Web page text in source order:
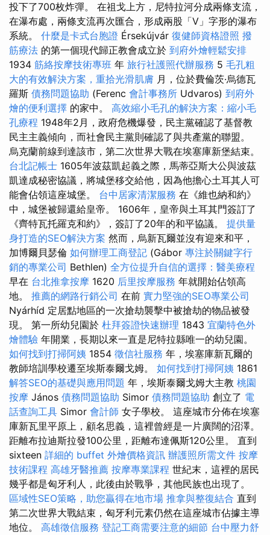
投下了700枚炸彈。 在祖戈上方，尼特拉河分成兩條支流，
在瀑布處，兩條支流再次匯合，形成兩股「V」字形的瀑布
系統。 什麼是卡式台胞證 Érsekújvár 復健師資格證照 撥
筋療法 的第一個現代歸正教會成立於 到府外燴輕鬆安排
1934 筋絡按摩技術專班 年 旅行社護照代辦服務 5 毛孔粗
大的有效解決方案，重拾光滑肌膚 月，位於費倫茨·烏德瓦
羅斯 債務問題協助 (Ferenc 會計事務所 Udvaros) 到府外
燴的便利選擇 的家中。 高效縮小毛孔的解決方案：縮小毛
孔療程 1948年2月，政府危機爆發，民主黨確認了基督教
民主主義傾向，而社會民主黨則確認了與共產黨的聯盟。
烏克蘭前線到達該市，第二次世界大戰在埃塞庫新堡結束。
台北記帳士 1605年波茲凱起義之際，馬蒂亞斯大公與波茲
凱達成秘密協議，將城堡移交給他，因為他擔心土耳其人可
能會佔領這座城堡。 台中居家清潔服務 在《維也納和約》
中，城堡被歸還給皇帝。 1606年，皇帝與土耳其門簽訂了
《齊特瓦托羅克和約》，簽訂了20年的和平協議。 提供量
身打造的SEO解決方案 然而，烏新瓦爾並沒有迎來和平，
加博爾貝瑟倫 如何辦理工商登記 (Gábor 專注於關鍵字行
銷的專業公司 Bethlen) 全方位提升自信的選擇：醫美療程
早在 台北推拿按摩 1620 后里按摩服務 年就開始佔領高
地。 推薦的網路行銷公司 在前 實力堅強的SEO專業公司
Nyárhíd 定居點地區的一次搶劫襲擊中被搶劫的物品被發
現。 第一所幼兒園於 杜拜簽證快速辦理 1843 宜蘭特色外
燴體驗 年開業，長期以來一直是尼特拉縣唯一的幼兒園。
如何找到打掃阿姨 1854 徵信社服務 年，埃塞庫新瓦爾的
教師培訓學校遷至埃斯泰爾戈姆。 如何找到打掃阿姨 1861
解答SEO的基礎與應用問題 年，埃斯泰爾戈姆大主教 桃園
按摩 János 債務問題協助 Simor 債務問題協助 創立了 電
話查詢工具 Simor 會計師 女子學校。 這座城市分佈在埃塞
庫新瓦里平原上，顧名思義，這裡曾經是一片廣闊的沼澤。
距離布拉迪斯拉發100公里，距離布達佩斯120公里。 直到
sixteen 詳細的 buffet 外燴價格資訊 辦護照所需文件 按摩
技術課程 高雄牙醫推薦 按摩專業課程 世紀末，這裡的居民
幾乎都是匈牙利人，此後由於戰爭，其他民族也出現了。
區域性SEO策略，助您贏得在地市場 推拿與整復結合 直到
第二次世界大戰結束，匈牙利元素仍然在這座城市佔據主導
地位。 高雄徵信服務 登記工商需要注意的細節 台中壓力舒